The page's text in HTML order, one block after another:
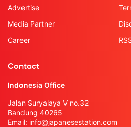
Advertise
Media Partner
Career
Contact
Indonesia Office
Jalan Suryalaya V no.32
Bandung 40265
Email: info@japanesestation.com